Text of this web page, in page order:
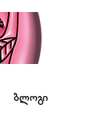
ბლოგი